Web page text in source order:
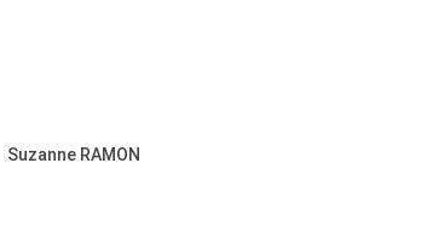
Suzanne RAMON